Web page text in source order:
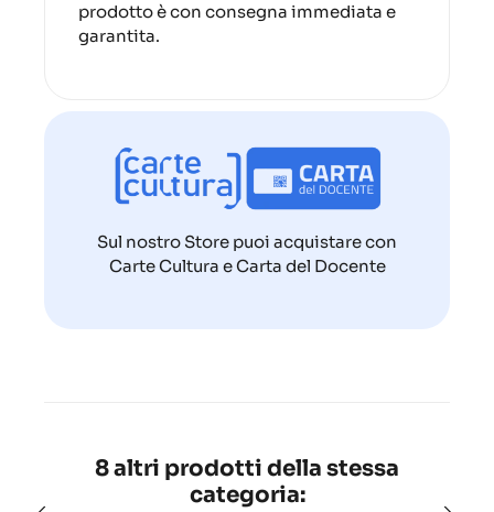
prodotto è con consegna immediata e
garantita.
Sul nostro Store puoi acquistare con
Carte Cultura e Carta del Docente
8 altri prodotti della stessa
categoria: